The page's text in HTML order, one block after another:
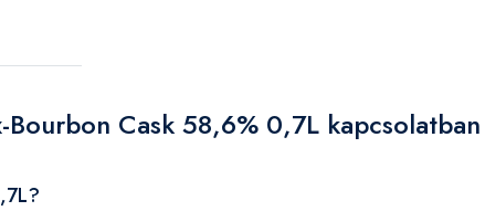
Cask 58,6% 0,7L kapcsolatban